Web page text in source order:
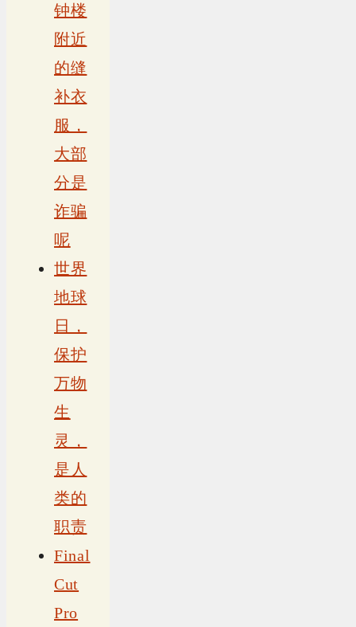
钟楼
附近
的缝
补衣
服，
大部
分是
诈骗
呢
世界
地球
日，
保护
万物
生
灵，
是人
类的
职责
Final
Cut
Pro